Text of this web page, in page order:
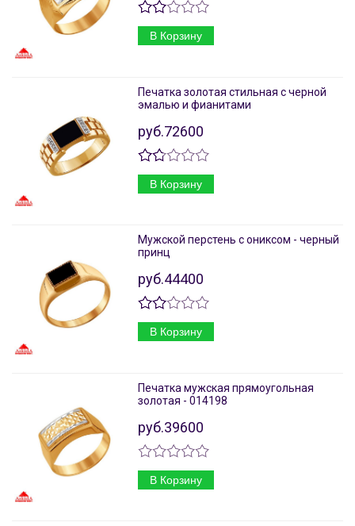
В Корзину
Печатка золотая стильная с черной
эмалью и фианитами
руб.72600
В Корзину
Мужской перстень с ониксом - черный
принц
руб.44400
В Корзину
Печатка мужская прямоугольная
золотая - 014198
руб.39600
В Корзину